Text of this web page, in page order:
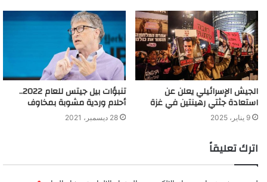
معركة طرابلس عندما كان الجيش يسيطر على الأجواء الليبية الحديث
عن استهداف الطيران للمدنيين، وهو الأمر الذي نفاه الجيش مرارا.
هزيمة قانونية لإخوان ليبيا ضد عارف النايض
الجيش الإسرائيلي يعلن عن
استعادة جثتي رهينتين في غزة
9 يناير، 2025
تنبؤات بيل جيتس للعام 2022..
أحلام وردية مشوبة بمخاوف
28 ديسمبر، 2021
اترك تعليقاً